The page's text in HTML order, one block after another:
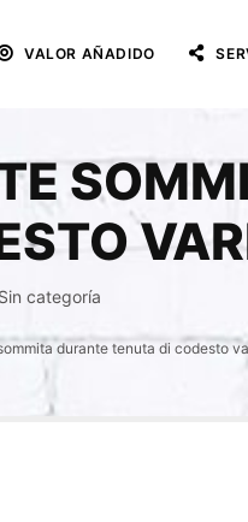
VALOR AÑADIDO
Sin categoría
durante tenuta di codesto